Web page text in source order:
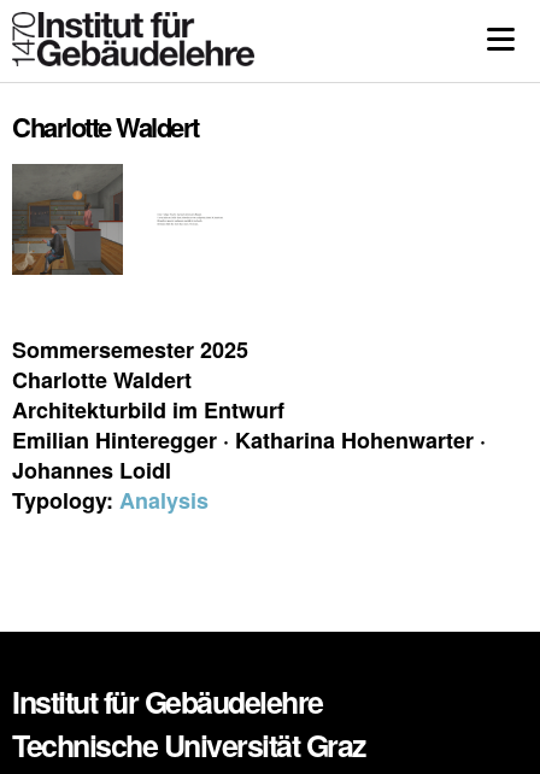
Charlotte Waldert
Sommersemester 2025
Charlotte Waldert
Architekturbild im Entwurf
Emilian Hinteregger · Katharina Hohenwarter ·
Johannes Loidl
Typology: Analysis
Institut für Gebäudelehre
Technische Universität Graz